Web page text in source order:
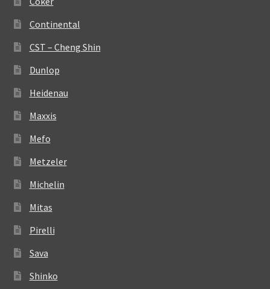
Continental
CST – Cheng Shin
Dunlop
Heidenau
Maxxis
Mefo
Metzeler
Michelin
Mitas
Pirelli
Sava
Shinko